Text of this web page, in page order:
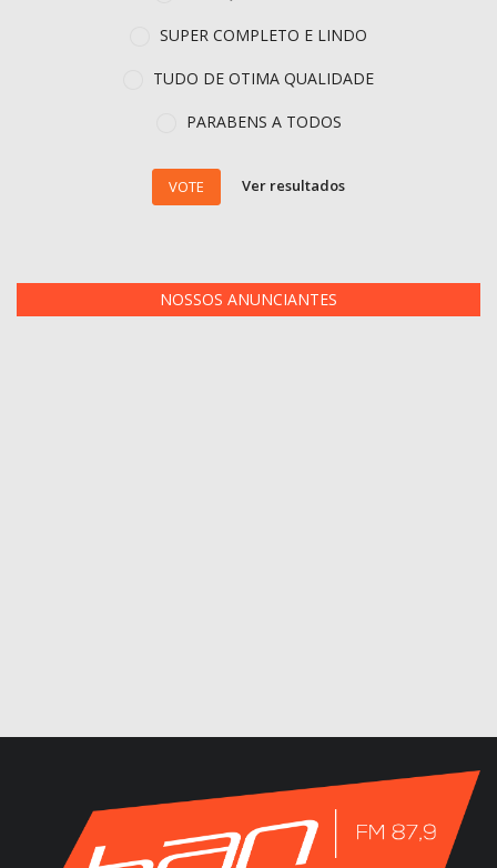
SUPER COMPLETO E LINDO
TUDO DE OTIMA QUALIDADE
PARABENS A TODOS
VOTE Ver resultados
NOSSOS ANUNCIANTES